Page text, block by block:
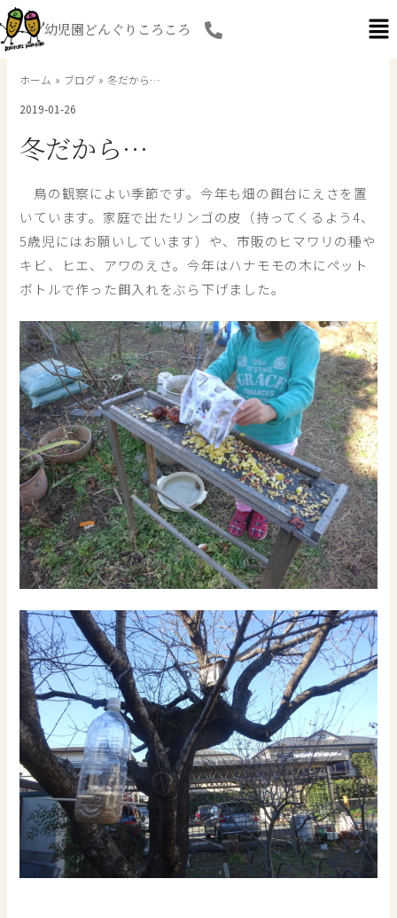
内
容
を
幼児園どんぐりころころ
ホーム ブログ
冬だから…
2019-01-26
冬だから…
鳥の観察によい季節です。今年も畑の餌台にえさを置
いています。家庭で出たリンゴの皮（持ってくるよう4、
5歳児にはお願いしています）や、市販のヒマワリの種や
キビ、ヒエ、アワのえさ。今年はハナモモの木にペット
ボトルで作った餌入れをぶら下げました。